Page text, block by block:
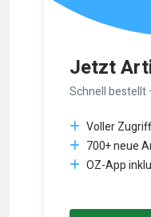
Jetzt
Schnell bestellt
Voller
700+ neue
OZ-App